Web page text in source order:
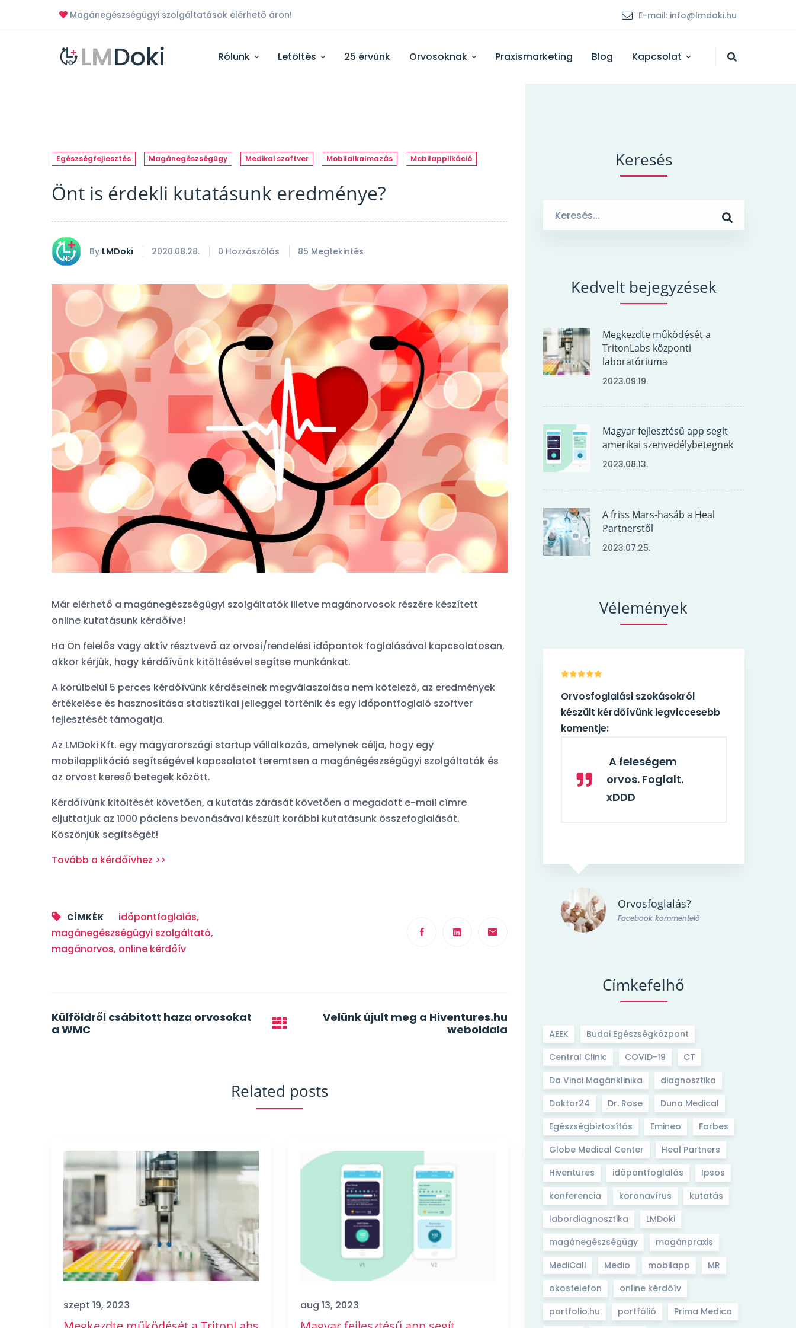
Magánegészségügyi szolgáltatások elérhető áron! E-mail: info@lmdoki.hu
Rólunk Letöltés 25 érvünk Orvosoknak Praxismarketing Blog Kapcsolat
Egészségfejlesztés Magánegészségügy Medikai szoftver Mobilalkalmazás Mobilapplikáció
Önt is érdekli kutatásunk eredménye?
By LMDoki 2020.08.28. 0 Hozzászólás 85 Megtekintés
Már elérhető a magánegészségügyi szolgáltatók illetve magánorvosok részére készített
online kutatásunk kérdőíve!
Ha Ön felelős vagy aktív résztvevő az orvosi/rendelési időpontok foglalásával kapcsolatosan,
akkor kérjük, hogy kérdőívünk kitöltésével segítse munkánkat.
A körülbelül 5 perces kérdőívünk kérdéseinek megválaszolása nem kötelező, az eredmények
értékelése és hasznosítása statisztikai jelleggel történik és egy időpontfoglaló szoftver
fejlesztését támogatja.
Az LMDoki Kft. egy magyarországi startup vállalkozás, amelynek célja, hogy egy
mobilapplikáció segítségével kapcsolatot teremtsen a magánégészségügyi szolgáltatók és
az orvost kereső betegek között.
Kérdőívünk kitöltését követően, a kutatás zárását követően a megadott e-mail címre
eljuttatjuk az 1000 páciens bevonásával készült korábbi kutatásunk összefoglalását.
Köszönjük segítségét!
Tovább a kérdőívhez >>
CÍMKÉK időpontfoglalás,
magánegészségügyi szolgáltató,
magánorvos, online kérdőív
Post
navigation
Külföldről csábított haza orvosokat
a WMC
Velünk újult meg a Hiventures.hu
weboldala
Related posts
szept 19, 2023 aug 13, 2023 júl 25, 2023
Keresés
Kedvelt bejegyzések
Megkezdte működését a
TritonLabs központi
laboratóriuma
2023.09.19.
Magyar fejlesztésű app segít
amerikai szenvedélybetegnek
2023.08.13.
A friss Mars-hasáb a Heal
Partnerstől
2023.07.25.
Vélemények
Orvosfoglalási szokásokról
készült kérdőívünk legviccesebb
A feleségem
xDDD
Orvosfoglalási szokásokról
készült kérdőívünk legviccesebb
A feleségem
xDDD
Orvosfoglalási szokásokról
készült kérdőívünk legviccesebb
A feleségem
orvos. Foglalt.
Orvosfoglalás?
Facebook kommentelő
Címkefelhő
AEEK
Budai Egészségközpont
Central Clinic
COVID-19
CT
Da Vinci Magánklinika
diagnosztika
Doktor24
Dr. Rose
Duna Medical
Egészségbiztosítás
Emineo
Forbes
Globe Medical Center
Heal Partners
Hiventures
időpontfoglalás
Ipsos
konferencia
koronavírus
kutatás
labordiagnosztika
LMDoki
magánegészségügy
magánpraxis
MediCall
Medio mobilapp
MR
okostelefon
online kérdőív
portfolio.hu
portfólió
Prima Medica